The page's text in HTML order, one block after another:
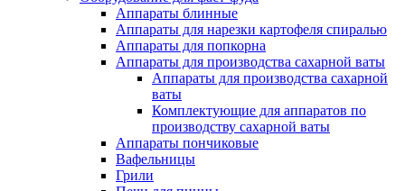
Аппараты блинные
Аппараты для нарезки картофеля спиралью
Аппараты для попкорна
Аппараты для производства сахарной ваты
Аппараты для производства сахарной
ваты
Комплектующие для аппаратов по
производству сахарной ваты
Аппараты пончиковые
Вафельницы
Грили